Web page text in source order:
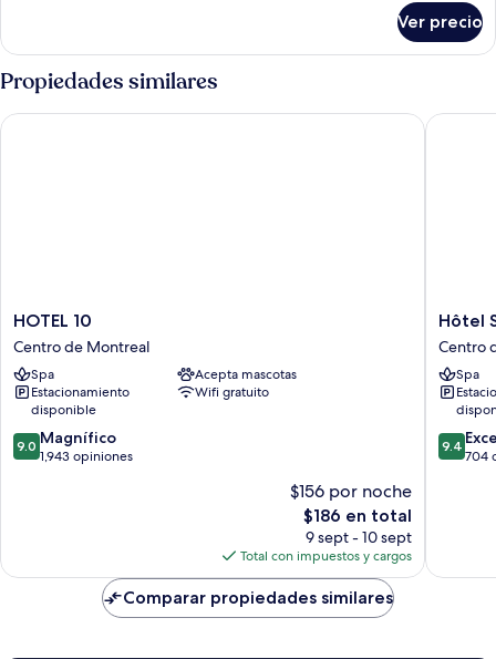
King
size
ejecutiva,
1
cama
King
size
Ver precio
Propiedades similares
HOTEL
10
Centro
de
Montreal
HOTEL 10
Centro de Montreal
Spa
Acepta mascotas
Estacionamiento
disponible
Wifi gratuito
9.0
de
9.0 Magnífico
1,943 opiniones
$156 por noche
El
precio
actual
es
de
$186
$186 en total
9 sept - 10 sept
Total con impuestos y cargos
HOTEL 10
Hôtel
St-
Thomas
Centro
de
Hôtel
Centro
Spa
9.4
de
9.4
704
Hôtel
Comparar propiedades similares